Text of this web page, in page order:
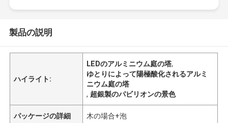
製品の説明
ハイライト:
LEDのアルミニウム庭の塔,
ゆとりによって陽極酸化されるアルミ
ニウム庭の塔
, 超銀製のパビリオンの景色
パッケージの詳細 木の場合+泡